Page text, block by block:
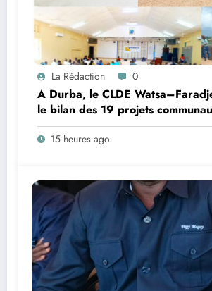
La Rédaction 0
A Durba, le CLDE
le bilan des 19 projets
de cahier de charge signé avec
et prépare le deuxième
15 heures ago